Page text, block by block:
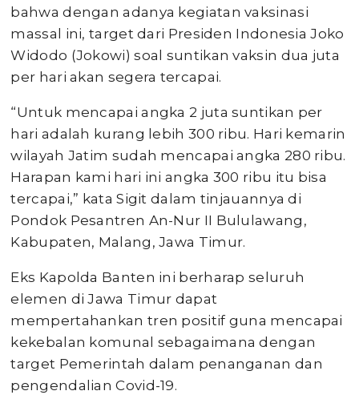
bahwa dengan adanya kegiatan vaksinasi
massal ini, target dari Presiden Indonesia Joko
Widodo (Jokowi) soal suntikan vaksin dua juta
per hari akan segera tercapai.
“Untuk mencapai angka 2 juta suntikan per
hari adalah kurang lebih 300 ribu. Hari kemarin
wilayah Jatim sudah mencapai angka 280 ribu.
Harapan kami hari ini angka 300 ribu itu bisa
tercapai,” kata Sigit dalam tinjauannya di
Pondok Pesantren An-Nur II Bululawang,
Kabupaten, Malang, Jawa Timur.
Eks Kapolda Banten ini berharap seluruh
elemen di Jawa Timur dapat
mempertahankan tren positif guna mencapai
kekebalan komunal sebagaimana dengan
target Pemerintah dalam penanganan dan
pengendalian Covid-19.